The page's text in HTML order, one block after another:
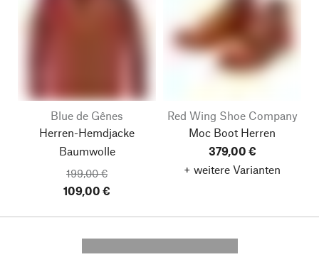
Blue de Gênes
Herren-Hemdjacke
Baumwolle
199,00 €
109,00 €
Red Wing Shoe Company
Moc Boot Herren
379,00 €
+ weitere Varianten